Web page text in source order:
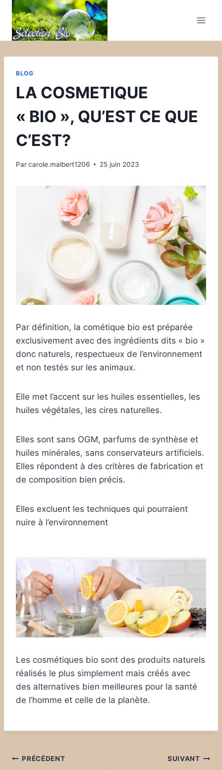
BLOG
LA COSMETIQUE
« BIO », QU’EST CE QUE
C’EST?
Parcarole.malbert1206 25 juin 2023
Par définition, la cométique bio est préparée
exclusivement avec des ingrédients dits « bio »
donc naturels, respectueux de l’environnement
et non testés sur les animaux.
Elle met l’accent sur les huiles essentielles, les
huiles végétales, les cires naturelles.
Elles sont sans OGM, parfums de synthèse et
huiles minérales, sans conservateurs artificiels.
Elles répondent à des critères de fabrication et
de composition bien précis.
Elles excluent les techniques qui pourraient
nuire à l’environnement
Les cosmétiques bio sont des produits naturels
réalisés le plus simplement mais créés avec
des alternatives bien meilleures pour la santé
de l’homme et celle de la planète.
PRÉCÉDENT SUIVANT